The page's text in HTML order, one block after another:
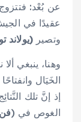
عن بُعْد:
عقيدًا في
وتصير (يولاند
وهنا، ينبغي
الخَيَال
إذ إنَّ تلك
الغوص في (